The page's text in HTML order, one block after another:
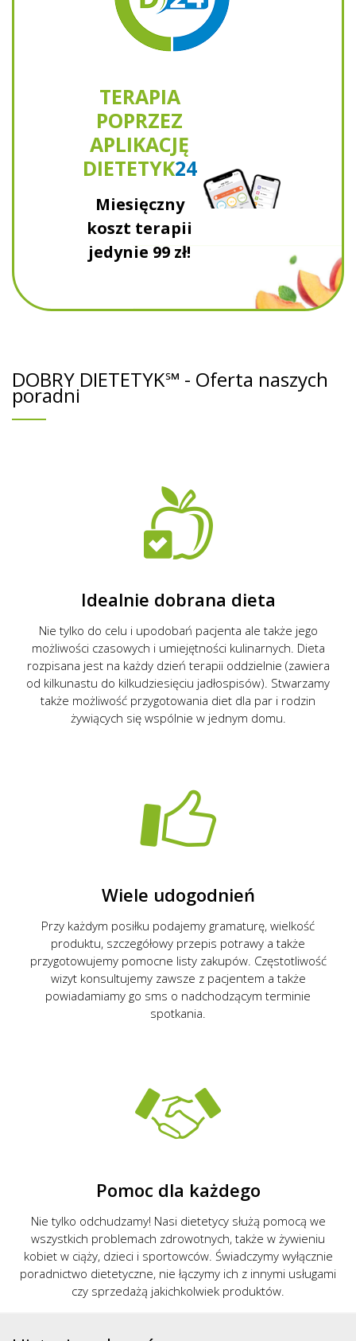
TERAPIA
POPRZEZ
APLIKACJĘ
DIETETYK24
Miesięczny
koszt terapii
jedynie 99 zł!
DOBRY DIETETYK℠ - Oferta naszych
poradni
Idealnie dobrana dieta
Nie tylko do celu i upodobań pacjenta ale także jego
możliwości czasowych i umiejętności kulinarnych. Dieta
rozpisana jest na każdy dzień terapii oddzielnie (zawiera
od kilkunastu do kilkudziesięciu jadłospisów). Stwarzamy
także możliwość przygotowania diet dla par i rodzin
żywiących się wspólnie w jednym domu.
Wiele udogodnień
Przy każdym posiłku podajemy gramaturę, wielkość
produktu, szczegółowy przepis potrawy a także
przygotowujemy pomocne listy zakupów. Częstotliwość
wizyt konsultujemy zawsze z pacjentem a także
powiadamiamy go sms o nadchodzącym terminie
spotkania.
Pomoc dla każdego
Nie tylko odchudzamy! Nasi dietetycy służą pomocą we
wszystkich problemach zdrowotnych, także w żywieniu
kobiet w ciąży, dzieci i sportowców. Świadczymy wyłącznie
poradnictwo dietetyczne, nie łączymy ich z innymi usługami
czy sprzedażą jakichkolwiek produktów.